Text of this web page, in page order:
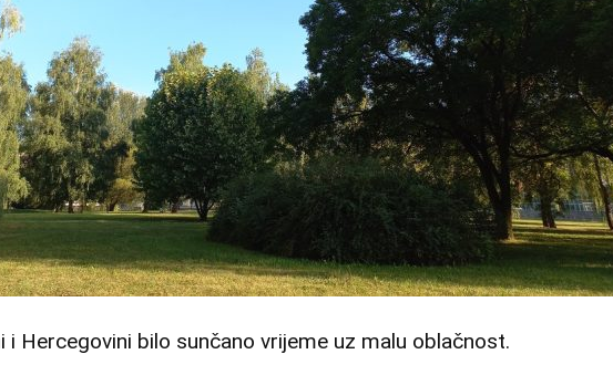
i Hercegovini bilo sunčano vrijeme uz malu oblačnost.